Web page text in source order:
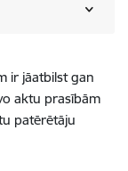
ir jāatbilst gan
aktu prasībām
patērētāju